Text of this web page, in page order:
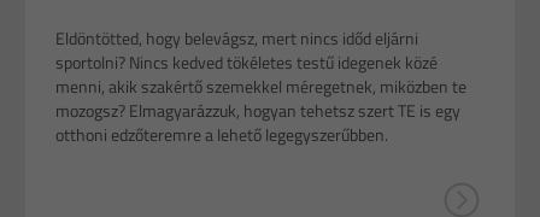
Eldöntötted, hogy belevágsz, mert nincs időd eljárni
sportolni? Nincs kedved tökéletes testű idegenek közé
menni, akik szakértő szemekkel méregetnek, miközben te
mozogsz? Elmagyarázzuk, hogyan tehetsz szert TE is egy
otthoni edzőteremre a lehető legegyszerűbben.